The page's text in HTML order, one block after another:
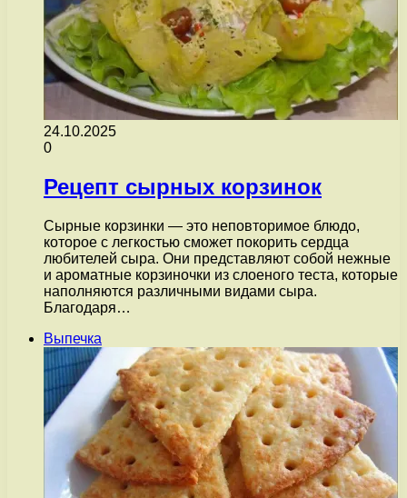
24.10.2025
0
Рецепт сырных корзинок
Сырные корзинки — это неповторимое блюдо,
которое с легкостью сможет покорить сердца
любителей сыра. Они представляют собой нежные
и ароматные корзиночки из слоеного теста, которые
наполняются различными видами сыра.
Благодаря…
Выпечка